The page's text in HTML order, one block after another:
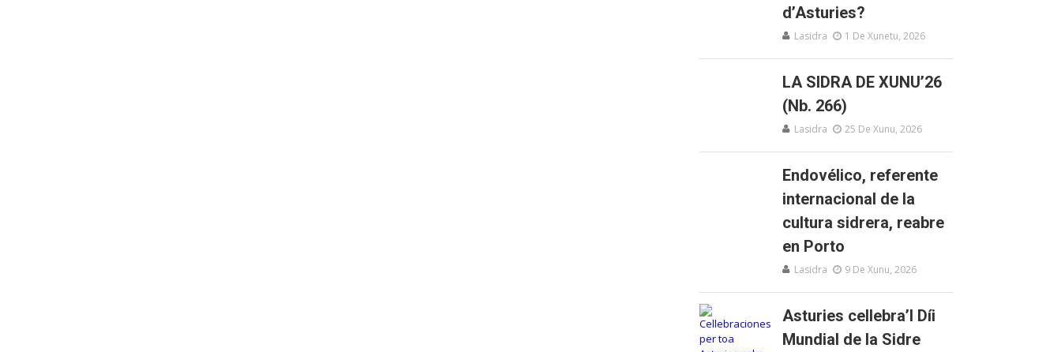
d’Asturies?
Lasidra 1 De Xunetu, 2026
LA SIDRA DE XUNU’26
(Nb. 266)
Lasidra 25 De Xunu, 2026
Endovélico, referente
internacional de la
cultura sidrera, reabre
en Porto
Lasidra 9 De Xunu, 2026
Asturies cellebra’l Díi
Mundial de la Sidre